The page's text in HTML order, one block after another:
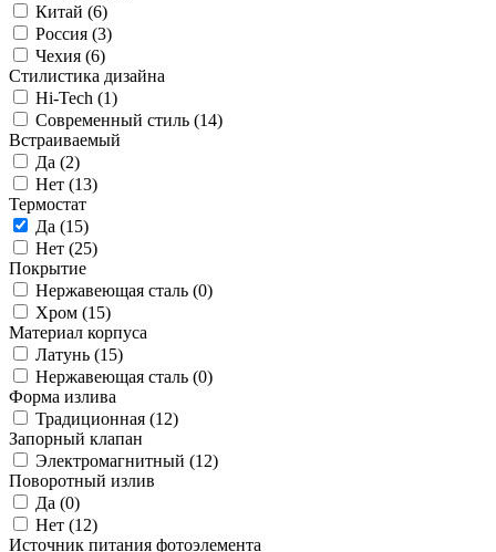
Китай (6)
Россия (3)
Чехия (6)
Стилистика дизайна
Hi-Tech (1)
Современный стиль (14)
Встраиваемый
Да (2)
Нет (13)
Термостат
Да (15)
Нет (25)
Покрытие
Нержавеющая сталь (0)
Хром (15)
Материал корпуса
Латунь (15)
Нержавеющая сталь (0)
Форма излива
Традиционная (12)
Запорный клапан
Электромагнитный (12)
Поворотный излив
Да (0)
Нет (12)
Источник питания фотоэлемента